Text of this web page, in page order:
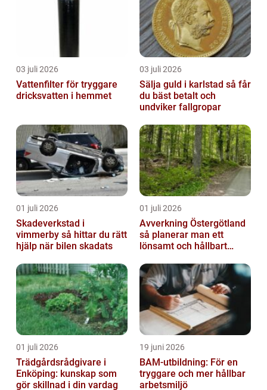
03 juli 2026
Vattenfilter för tryggare
dricksvatten i hemmet
03 juli 2026
Sälja guld i karlstad så får
du bäst betalt och
undviker fallgropar
01 juli 2026
Skadeverkstad i
vimmerby så hittar du rätt
hjälp när bilen skadats
01 juli 2026
Avverkning Östergötland
så planerar man ett
lönsamt och hållbart
01 juli 2026
Trädgårdsrådgivare i
Enköping: kunskap som
gör skillnad i din vardag
19 juni 2026
BAM-utbildning: För en
tryggare och mer hållbar
arbetsmiljö